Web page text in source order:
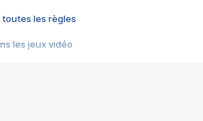
toutes les règles
les jeux vidéo